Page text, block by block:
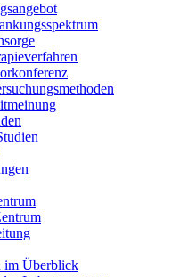
im Überblick